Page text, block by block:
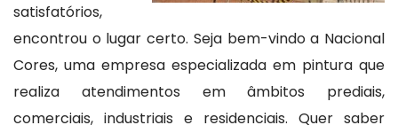
satisfatórios,
encontrou o lugar certo. Seja bem-vindo a Nacional
Cores, uma empresa especializada em pintura que
realiza atendimentos em âmbitos prediais,
comerciais, industriais e residenciais. Quer saber